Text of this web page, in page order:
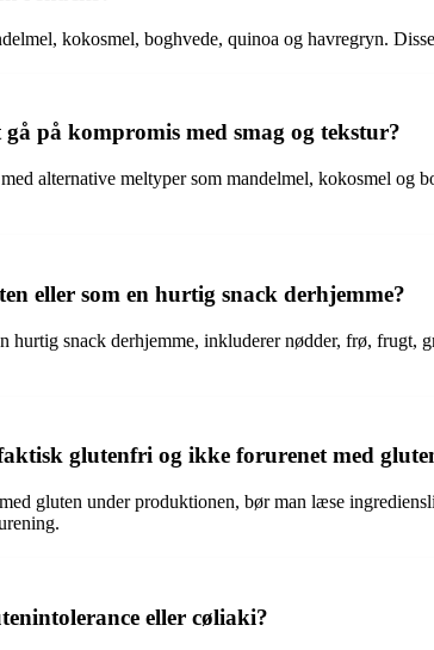
kokosmel, boghvede, quinoa og havregryn.
på kompromis med smag og tekstur?
alternative meltyper som mandelmel, kokosmel
eller som en hurtig snack derhjemme?
hurtig snack derhjemme, inkluderer nødder, frø,
glutenfri og ikke forurenet med
gluten under produktionen, bør man læse
eller cøliaki?